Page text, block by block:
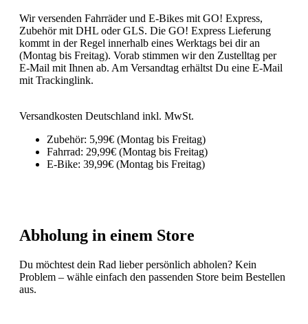
Wir versenden Fahrräder und E-Bikes mit GO! Express,
Zubehör mit DHL oder GLS. Die GO! Express Lieferung
kommt in der Regel innerhalb eines Werktags bei dir an
(Montag bis Freitag). Vorab stimmen wir den Zustelltag per
E-Mail mit Ihnen ab. Am Versandtag erhältst Du eine E-Mail
mit Trackinglink.
Versandkosten Deutschland inkl. MwSt.
Zubehör: 5,99€ (Montag bis Freitag)
Fahrrad: 29,99€ (Montag bis Freitag)
E-Bike: 39,99€ (Montag bis Freitag)
Abholung in einem Store
Du möchtest dein Rad lieber persönlich abholen? Kein
Problem – wähle einfach den passenden Store beim Bestellen
aus.